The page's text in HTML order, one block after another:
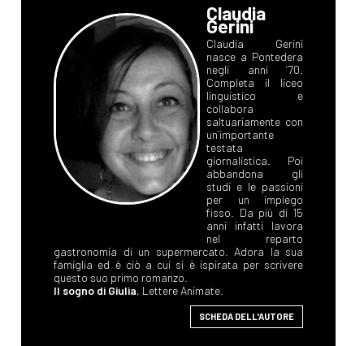
Claudia
Gerini
Claudia Gerini
nasce a Pontedera
negli anni ’70.
Completa il liceo
linguistico e
collabora
saltuariamente con
un’importante
testata
giornalistica. Poi
abbandona gli
studi e le passioni
per un impiego
fisso. Da più di 15
anni infatti lavora
nel reparto
gastronomia di un supermercato. Adora la sua
famiglia ed è ciò a cui si è ispirata per scrivere
questo suo primo romanzo.
Il sogno di Giulia, Lettere Animate.
SCHEDA DELL'AUTORE